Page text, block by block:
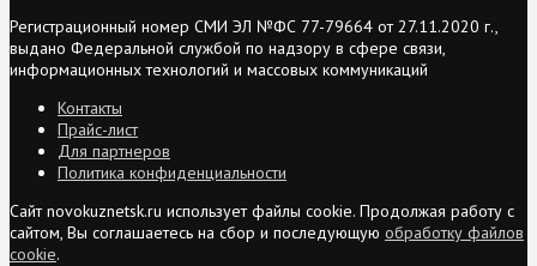
Регистрационный номер СМИ ЭЛ №ФС 77-79664 от 27.11.2020 г.,
выдано Федеральной службой по надзору в сфере связи,
информационных технологий и массовых коммуникаций
Контакты
Прайс-лист
Для партнеров
Политика конфиденциальности
Сайт novokuznetsk.ru использует файлы cookie. Продолжая работу с
сайтом, Вы соглашаетесь на сбор и последующую обработку файлов
cookie.